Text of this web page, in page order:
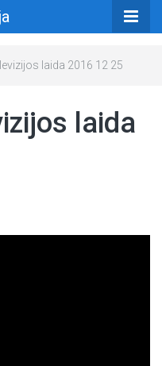
laida 2016 12 25
laida